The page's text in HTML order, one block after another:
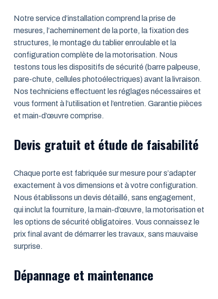
Notre service d’installation comprend la prise de
mesures, l’acheminement de la porte, la fixation des
structures, le montage du tablier enroulable et la
configuration complète de la motorisation. Nous
testons tous les dispositifs de sécurité (barre palpeuse,
pare-chute, cellules photoélectriques) avant la livraison.
Nos techniciens effectuent les réglages nécessaires et
vous forment à l’utilisation et l’entretien. Garantie pièces
et main-d’œuvre comprise.
Devis gratuit et étude de faisabilité
Chaque porte est fabriquée sur mesure pour s’adapter
exactement à vos dimensions et à votre configuration.
Nous établissons un devis détaillé, sans engagement,
qui inclut la fourniture, la main-d’œuvre, la motorisation et
les options de sécurité obligatoires. Vous connaissez le
prix final avant de démarrer les travaux, sans mauvaise
surprise.
Dépannage et maintenance